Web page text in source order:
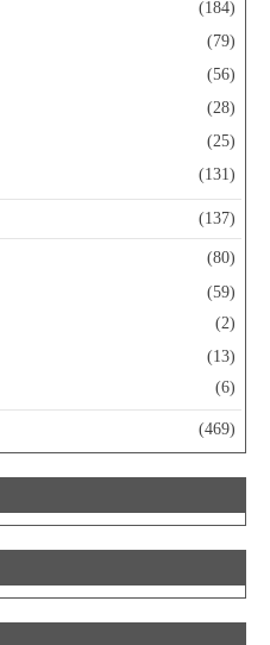
(184)
(79)
(56)
(28)
(25)
(131)
(137)
(80)
(59)
(2)
(13)
(6)
(469)